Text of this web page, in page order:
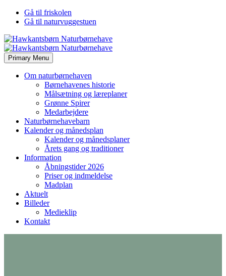
Gå til friskolen
Gå til naturvuggestuen
Primary Menu
Om naturbørnehaven
Børnehavenes historie
Målsætning og læreplaner
Grønne Spirer
Medarbejdere
Naturbørnehavebarn
Kalender og månedsplan
Kalender og månedsplaner
Årets gang og traditioner
Information
Åbningstider 2026
Priser og indmeldelse
Madplan
Aktuelt
Billeder
Medieklip
Kontakt